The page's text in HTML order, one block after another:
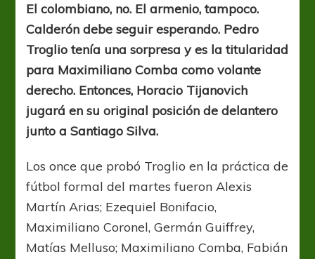
Comba
El colombiano, no. El armenio, tampoco.
Calderón debe seguir esperando. Pedro
Troglio tenía una sorpresa y es la titularidad
para Maximiliano Comba como volante
derecho. Entonces, Horacio Tijanovich
jugará en su original posición de delantero
junto a Santiago Silva.
Los once que probó Troglio en la práctica de
fútbol formal del martes fueron Alexis
Martín Arias; Ezequiel Bonifacio,
Maximiliano Coronel, Germán Guiffrey,
Matías Melluso; Maximiliano Comba, Fabián